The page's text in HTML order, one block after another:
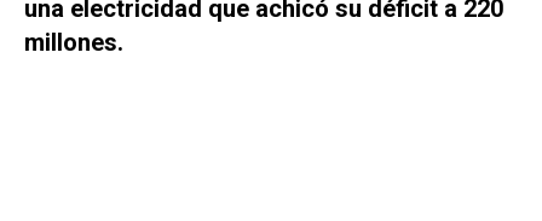
una electricidad que achicó su déficit a 220
millones.